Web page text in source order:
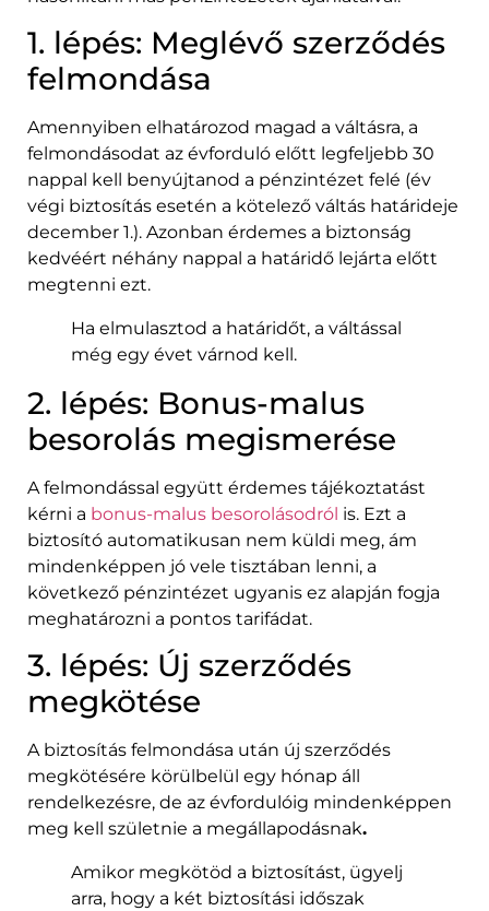
1. lépés: Meglévő szerződés
felmondása
Amennyiben elhatározod magad a váltásra, a
felmondásodat az évforduló előtt legfeljebb 30
nappal kell benyújtanod a pénzintézet felé (év
végi biztosítás esetén a kötelező váltás határideje
december 1.). Azonban érdemes a biztonság
kedvéért néhány nappal a határidő lejárta előtt
megtenni ezt.
Ha elmulasztod a határidőt, a váltással
még egy évet várnod kell.
2. lépés: Bonus-malus
besorolás megismerése
A felmondással együtt érdemes tájékoztatást
kérni a bonus-malus besorolásodról is. Ezt a
biztosító automatikusan nem küldi meg, ám
mindenképpen jó vele tisztában lenni, a
következő pénzintézet ugyanis ez alapján fogja
meghatározni a pontos tarifádat.
3. lépés: Új szerződés
megkötése
A biztosítás felmondása után új szerződés
megkötésére körülbelül egy hónap áll
rendelkezésre, de az évfordulóig mindenképpen
meg kell születnie a megállapodásnak.
Amikor megkötöd a biztosítást, ügyelj
arra, hogy a két biztosítási időszak